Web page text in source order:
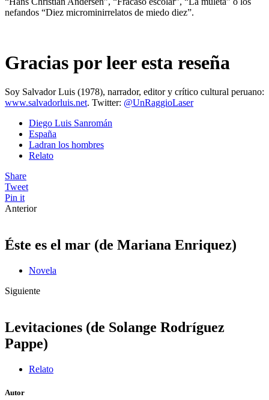
nefandos “Diez microminirrelatos de miedo diez”.
Gracias por leer esta reseña
Soy Salvador Luis (1978), narrador, editor y crítico cultural peruano:
www.salvadorluis.net. Twitter: @UnRaggioLaser
Diego Luis Sanromán
España
Ladran los hombres
Relato
Share
Tweet
Pin it
Anterior
Éste es el mar (de Mariana Enriquez)
Novela
Siguiente
Levitaciones (de Solange Rodríguez
Pappe)
Relato
Autor